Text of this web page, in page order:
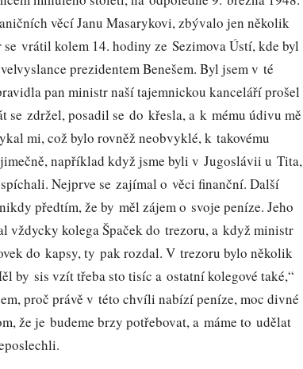
věcí Janu Masarykovi, zbývalo jen několik
vrátil kolem 14. hodiny ze Sezimova Ústí, kde byl
prezidentem Benešem. Byl jsem v té
pan ministr naší tajemnickou kanceláří prošel
se zdržel, posadil se do křesla, a k mému údivu mě
mi, což bylo rovněž neobvyklé, k takovému
například když jsme byli v Jugoslávii u Tita,
Nejprve se zajímal o věci finanční. Další
předtím, že by měl zájem o svoje peníze. Jeho
vždycky kolega Špaček do trezoru, a když ministr
do kapsy, ty pak rozdal. V trezoru bylo několik
by sis vzít třeba sto tisíc a ostatní kolegové také,“
proč právě v této chvíli nabízí peníze, moc divné
že je budeme brzy potřebovat, a máme to udělat